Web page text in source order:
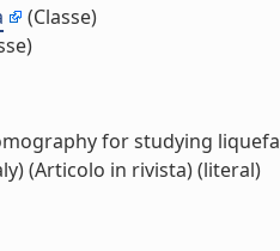
(Classe)
for studying
(Articolo in rivista) (literal)